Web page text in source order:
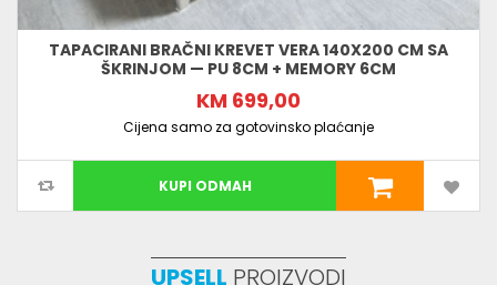
TAPACIRANI BRAČNI KREVET VERA 140X200 CM SA
ŠKRINJOM — PU 8CM + MEMORY 6CM
KM 699,00
Cijena samo za gotovinsko plaćanje
KUPI ODMAH
UPSELL PROIZVODI